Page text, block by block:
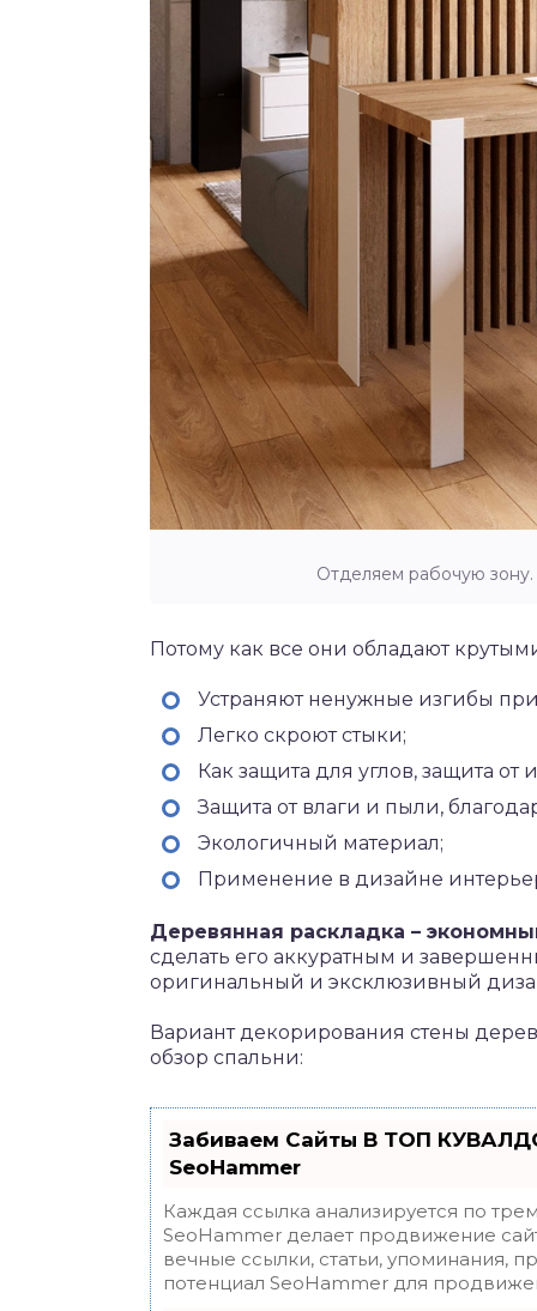
Отделяем рабочую
Потому как все они обладают
Устраняют ненужные изгибы при
Легко скроют стыки;
Как защита для углов, защита от
Защита от влаги и пыли,
Экологичный материал;
Применение в дизайне
Деревянная раскладка –
сделать его аккуратным и
оригинальный и эксклюзивный
Вариант декорирования стены
обзор спальни:
Забиваем Сайты В ТОП
SeoHammer
Каждая ссылка анализируется по
SeoHammer делает продвижение
вечные ссылки, статьи, упоминания,
потенциал SeoHammer для